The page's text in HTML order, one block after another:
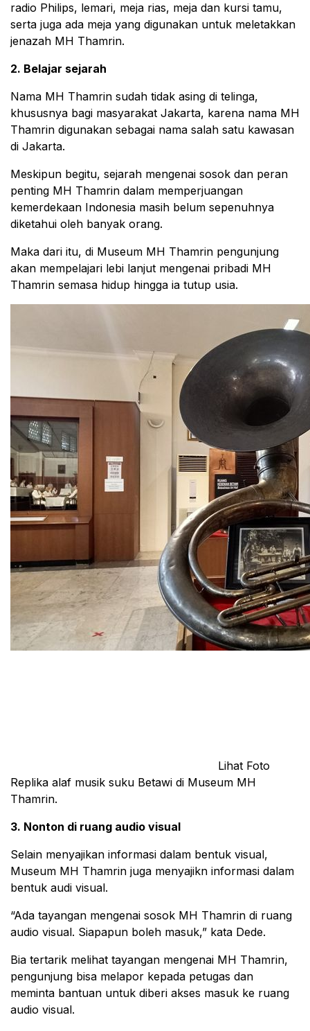
radio Philips, lemari, meja rias, meja dan kursi tamu,
serta juga ada meja yang digunakan untuk meletakkan
jenazah MH Thamrin.
2. Belajar sejarah
Nama MH Thamrin sudah tidak asing di telinga,
khususnya bagi masyarakat Jakarta, karena nama MH
Thamrin digunakan sebagai nama salah satu kawasan
di Jakarta.
Meskipun begitu, sejarah mengenai sosok dan peran
penting MH Thamrin dalam memperjuangan
kemerdekaan Indonesia masih belum sepenuhnya
diketahui oleh banyak orang.
Maka dari itu, di Museum MH Thamrin pengunjung
akan mempelajari lebi lanjut mengenai pribadi MH
Thamrin semasa hidup hingga ia tutup usia.
Lihat Foto
Replika alaf musik suku Betawi di Museum MH
Thamrin.
3. Nonton di ruang audio visual
Selain menyajikan informasi dalam bentuk visual,
Museum MH Thamrin juga menyajikn informasi dalam
bentuk audi visual.
“Ada tayangan mengenai sosok MH Thamrin di ruang
audio visual. Siapapun boleh masuk,” kata Dede.
Bia tertarik melihat tayangan mengenai MH Thamrin,
pengunjung bisa melapor kepada petugas dan
meminta bantuan untuk diberi akses masuk ke ruang
audio visual.